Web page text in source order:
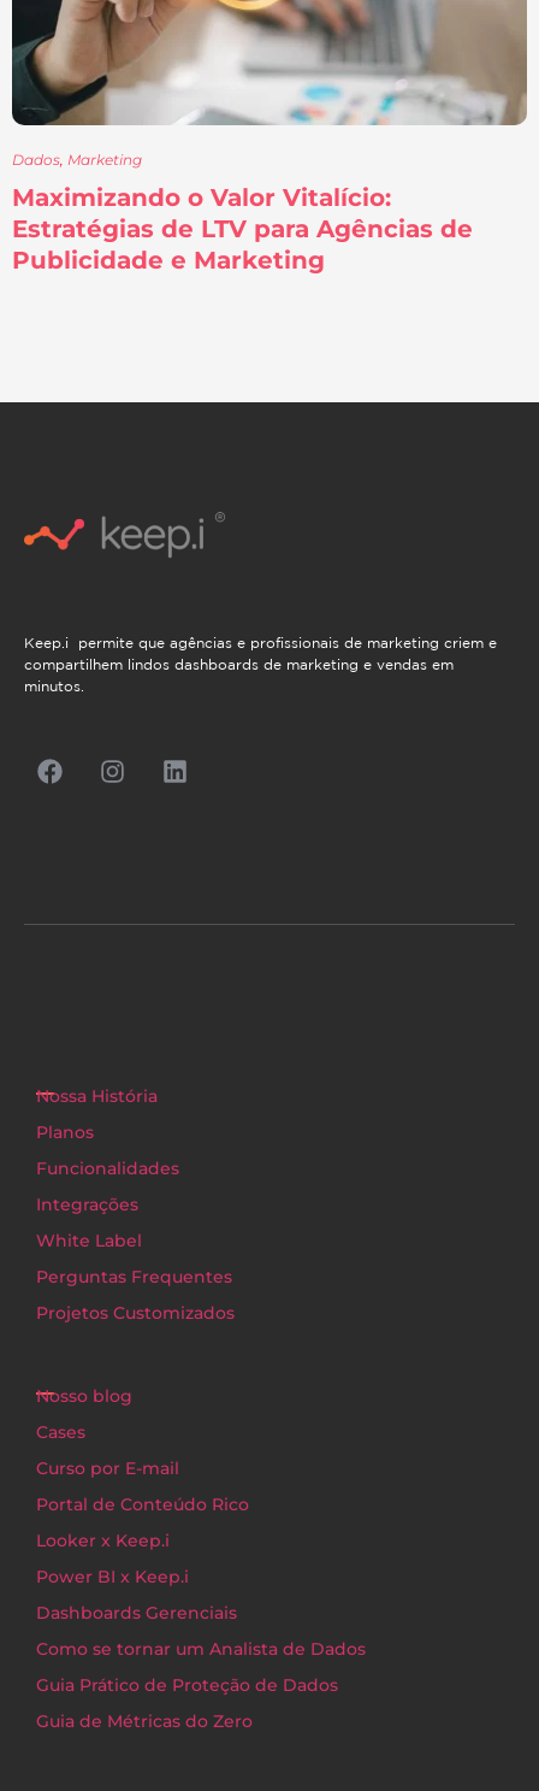
Dados, Marketing
Maximizando o Valor Vitalício:
Estratégias de LTV para Agências de
Publicidade e Marketing
Keep.i permite que agências e profissionais de marketing criem e
compartilhem lindos dashboards de marketing e vendas em
minutos.
Nossa História
Planos
Funcionalidades
Integrações
White Label
Perguntas Frequentes
Projetos Customizados
Nosso blog
Cases
Curso por E-mail
Portal de Conteúdo Rico
Looker x Keep.i
Power BI x Keep.i
Dashboards Gerenciais
Como se tornar um Analista de Dados
Guia Prático de Proteção de Dados
Guia de Métricas do Zero